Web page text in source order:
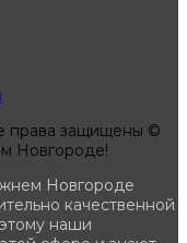
права защищены ©
Новгороде!
Новгороде
качественной
наши